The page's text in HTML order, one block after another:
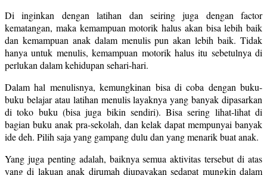
Di inginkan dengan latihan dan seiring juga dengan factor
kematangan, maka kemampuan motorik halus akan bisa lebih baik
dan kemampuan anak dalam menulis pun akan lebih baik. Tidak
hanya untuk menulis, kemampuan motorik halus itu sebetulnya di
perlukan dalam kehidupan sehari-hari.
Dalam hal menulisnya, kemungkinan bisa di coba dengan buku-
buku belajar atau latihan menulis layaknya yang banyak dipasarkan
di toko buku (bisa juga bikin sendiri). Bisa sering lihat-lihat di
bagian buku anak pra-sekolah, dan kelak dapat mempunyai banyak
ide deh. Pilih saja yang gampang dulu dan yang menarik buat anak.
Yang juga penting adalah, baiknya semua aktivitas tersebut di atas
yang di lakuan anak dirumah diupayakan sedapat mungkin dalam